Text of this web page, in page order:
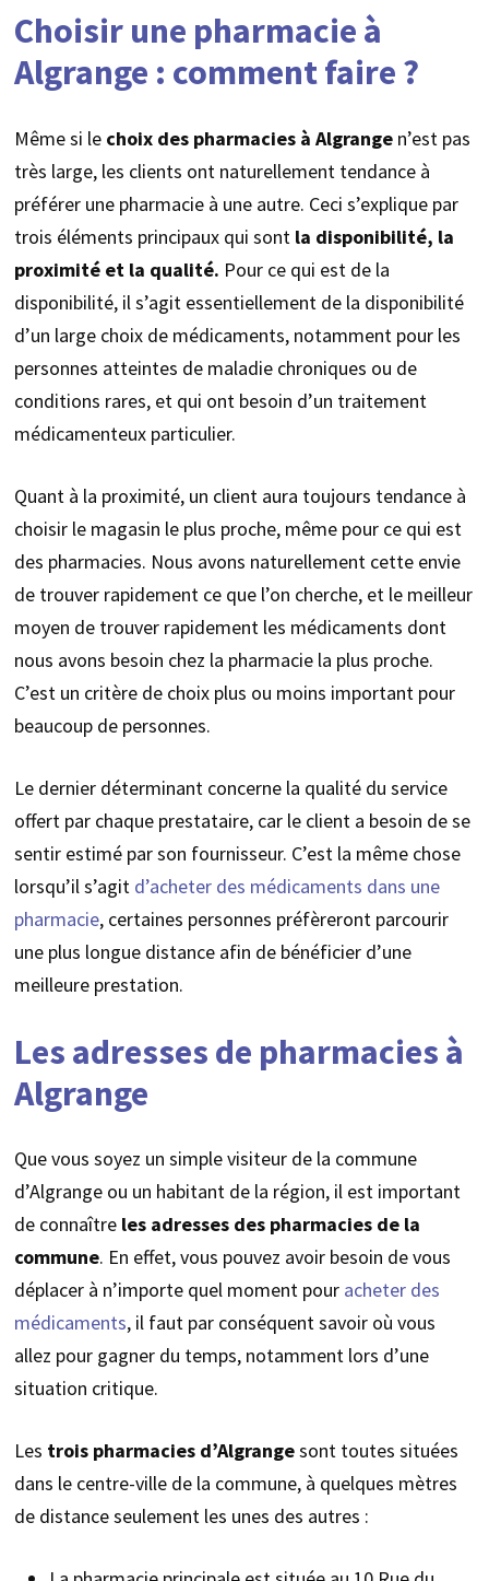
Choisir une pharmacie à
Algrange : comment faire ?
Même si lechoix des pharmacies à Algrangen’est pas
très large, les clients ont naturellement tendance à
préférer une pharmacie à une autre. Ceci s’explique par
trois éléments principaux qui sont la disponibilité, la
proximité et la qualité. Pour ce qui est de la
disponibilité, il s’agit essentiellement de la disponibilité
d’un large choix de médicaments, notamment pour les
personnes atteintes de maladie chroniques ou de
conditions rares, et qui ont besoin d’un traitement
médicamenteux particulier.
Quant à la proximité, un client aura toujours tendance à
choisir le magasin le plus proche, même pour ce qui est
des pharmacies. Nous avons naturellement cette envie
de trouver rapidement ce que l’on cherche, et le meilleur
moyen de trouver rapidement les médicaments dont
nous avons besoin chez la pharmacie la plus proche.
C’est un critère de choix plus ou moins important pour
beaucoup de personnes.
Le dernier déterminant concerne la qualité du service
offert par chaque prestataire, car le client a besoin de se
sentir estimé par son fournisseur. C’est la même chose
lorsqu’il s’agit d’acheter des médicaments dans une
pharmacie, certaines personnes préfèreront parcourir
une plus longue distance afin de bénéficier d’une
meilleure prestation.
Les adresses de pharmacies à
Algrange
Que vous soyez un simple visiteur de la commune
d’Algrange ou un habitant de la région, il est important
de connaître les adresses des pharmacies de la
commune. En effet, vous pouvez avoir besoin de vous
déplacer à n’importe quel moment pour acheter des
médicaments, il faut par conséquent savoir où vous
allez pour gagner du temps, notamment lors d’une
situation critique.
Les troispharmacies d’Algrangesont toutes situées
dans le centre-ville de la commune, à quelques mètres
de distance seulement les unes des autres :